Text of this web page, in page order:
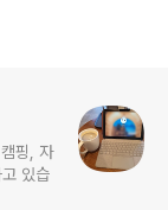
핑, 자
있습